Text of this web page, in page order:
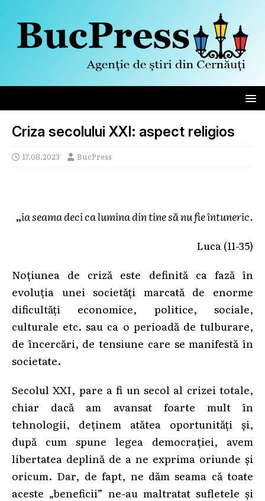
Criza secolului XXI: aspect religios
17.08.2023 BucPress
„ia seama deci ca lumina din tine să nu fie întuneric.
Luca (11-35)
Noțiunea de criză este definită ca fază în
evoluția unei societăți marcată de enorme
dificultăți economice, politice, sociale,
culturale etc. sau ca o perioadă de tulburare,
de încercări, de tensiune care se manifestă în
societate.
Secolul XXI, pare a fi un secol al crizei totale,
chiar dacă am avansat foarte mult în
tehnologii, deținem atătea oportunități și,
după cum spune legea democrației, avem
libertatea deplină de a ne exprima oriunde și
oricum. Dar, de fapt, ne dăm seama că toate
aceste „beneficii” ne-au maltratat sufletele și